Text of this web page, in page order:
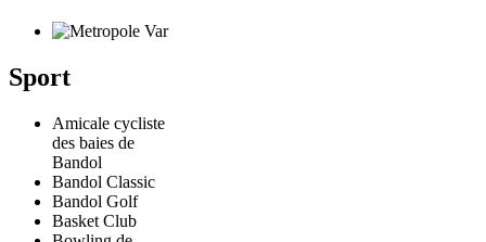
Sport
Amicale cycliste
des baies de
Bandol
Bandol Classic
Bandol Golf
Basket Club